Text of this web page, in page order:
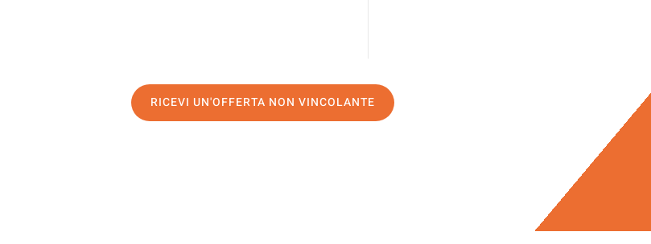
RICEVI UN'OFFERTA NON VINCOLANTE